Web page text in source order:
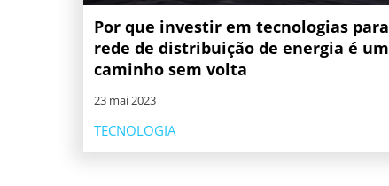
Por que investir em tecnologias para
rede de distribuição de energia é um
caminho sem volta
23 mai 2023
TECNOLOGIA